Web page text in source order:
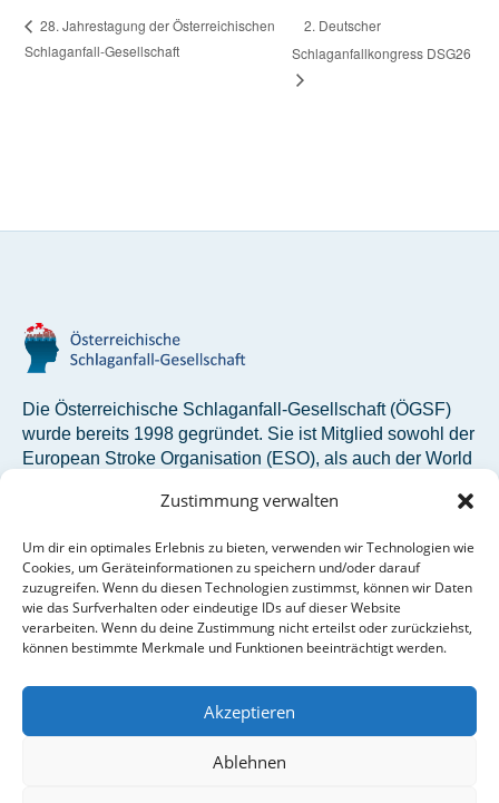
Zustimmung verwalten
Um dir ein optimales Erlebnis zu bieten, verwenden wir Technologien wie
Cookies, um Geräteinformationen zu speichern und/oder darauf
zuzugreifen. Wenn du diesen Technologien zustimmst, können wir Daten
wie das Surfverhalten oder eindeutige IDs auf dieser Website
verarbeiten. Wenn du deine Zustimmung nicht erteilst oder zurückziehst,
können bestimmte Merkmale und Funktionen beeinträchtigt werden.
Akzeptieren
Ablehnen
28. Jahrestagung der Österreichischen
Schlaganfall-Gesellschaft
2. Deutscher
Schlaganfallkongress DSG26
Die Österreichische Schlaganfall-Gesellschaft (ÖGSF)
wurde bereits 1998 gegründet. Sie ist Mitglied sowohl der
European Stroke Organisation (ESO), als auch der World
Österreichische Schlaganfall-Gesellschaft
Siebensterngasse 31/8
1070 Wien
oegsf@studio12.at